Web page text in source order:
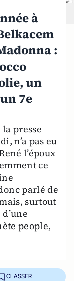
à
:
un
7e
presse
n’a pas eu
l’époux
ce
parlé de
surtout
people,
CLASSER